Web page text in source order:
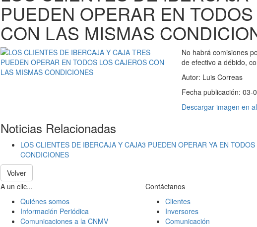
PUEDEN OPERAR EN
CON LAS MISMAS
No habrá comisiones
de efectivo a débido,
Autor: Luis Correas
Fecha publicación:03-
Descargar imagen en
Noticias Relacionadas
LOS CLIENTES DE IBERCAJA Y CAJA3 PUEDEN OPERAR YA EN
CONDICIONES
Volver
A un clic...
Quiénes somos
Información Periódica
Comunicaciones a la CNMV
Contáctanos
Clientes
Inversores
Comunicación